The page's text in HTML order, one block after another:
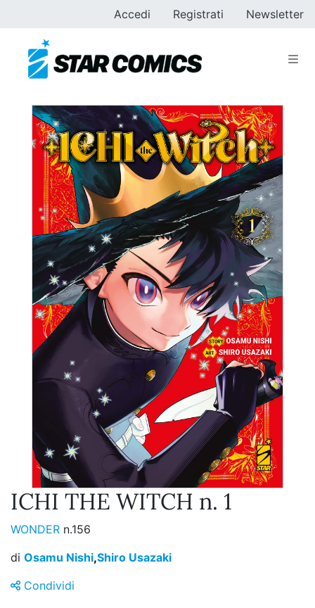
Accedi Registrati Newsletter
ICHI THE WITCH n. 1
WONDER n.156
di Osamu Nishi,Shiro Usazaki
Condividi